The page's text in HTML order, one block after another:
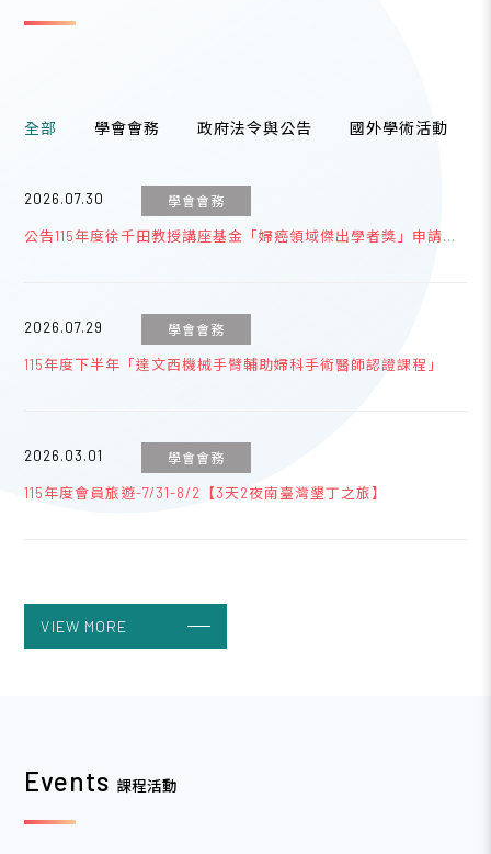
全部 學會會務 政府法令與公告 國外學術活動
2026.07.30 學會會務
公告115年度徐千田教授講座基金「婦癌領域傑出學者獎」申請事
2026.07.29 學會會務
115年度下半年「達文西機械手臂輔助婦科手術醫師認證課程」
2026.03.01 學會會務
115年度會員旅遊-7/31-8/2【3天2夜南臺灣墾丁之旅】
台灣婦產科醫學會網路銀行或ATM繳費說明
VIEW MORE
Events 課程活動